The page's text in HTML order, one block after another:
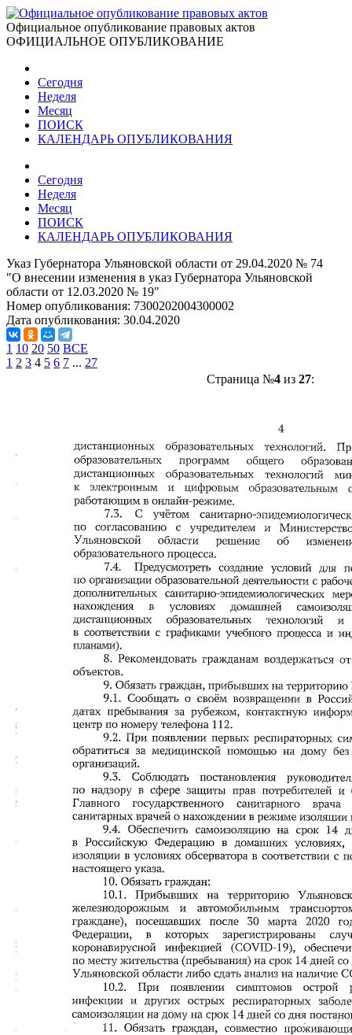
Официальное опубликование правовых актов
ОФИЦИАЛЬНОЕ ОПУБЛИКОВАНИЕ
Сегодня
Неделя
Месяц
ПОИСК
КАЛЕНДАРЬ ОПУБЛИКОВАНИЯ
Сегодня
Неделя
Месяц
ПОИСК
КАЛЕНДАРЬ ОПУБЛИКОВАНИЯ
Указ Губернатора Ульяновской области от 29.04.2020 № 74
"О внесении изменения в указ Губернатора Ульяновской
области от 12.03.2020 № 19"
Номер опубликования: 7300202004300002
Дата опубликования: 30.04.2020
1 10 20 50 ВСЕ
1 2 3 4 5 6 7 ... 27
Страница №4из 27: